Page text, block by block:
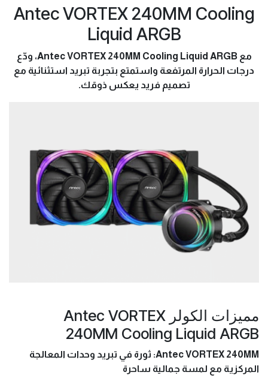
Antec VORTEX 240MM Cooling
Liquid ARGB
مع Antec VORTEX 240MM Cooling Liquid ARGB، ودّع
درجات الحرارة المرتفعة واستمتع بتجربة تبريد استثنائية مع
تصميم فريد يعكس ذوقك.
مميزات الكولر Antec VORTEX
240MM Cooling Liquid ARGB
Antec VORTEX 240MM: ثورة في تبريد وحدات المعالجة
المركزية مع لمسة جمالية ساحرة